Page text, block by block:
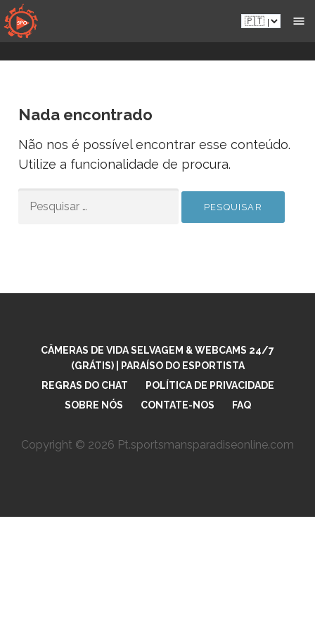
Aceder
diretamente
ao
conteúdo
Pt.sportsmansparadiseonline.com
Nada encontrado
Não nos é possível encontrar esse conteúdo.
Utilize a funcionalidade de procura.
POR:
CÂMERAS DE VIDA SELVAGEM & WEBCAMS 24/7
(GRÁTIS) | PARAÍSO DO ESPORTISTA
REGRAS DO CHAT
POLÍTICA DE PRIVACIDADE
SOBRE NÓS
CONTATE-NOS FAQ
Copyright © 2026 Pt.sportsmansparadiseonline.com